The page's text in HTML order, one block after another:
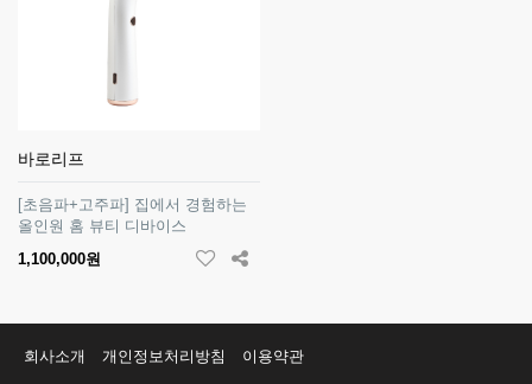
바로리프
[초음파+고주파] 집에서 경험하는
올인원 홈 뷰티 디바이스
1,100,000원
회사소개 개인정보처리방침 이용약관